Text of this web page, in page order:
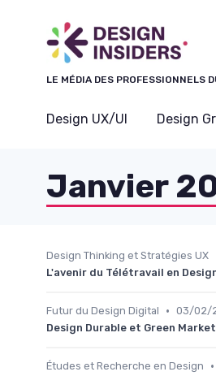
LE MÉDIA DES PROFESSIONNELS
Design UX/UI Design
Janvier
Design Thinking et Stratégies UX
L'avenir du Télétravail en
Futur du Design Digital • 03/02/
Design Durable et Green
Études et Recherche en Design •